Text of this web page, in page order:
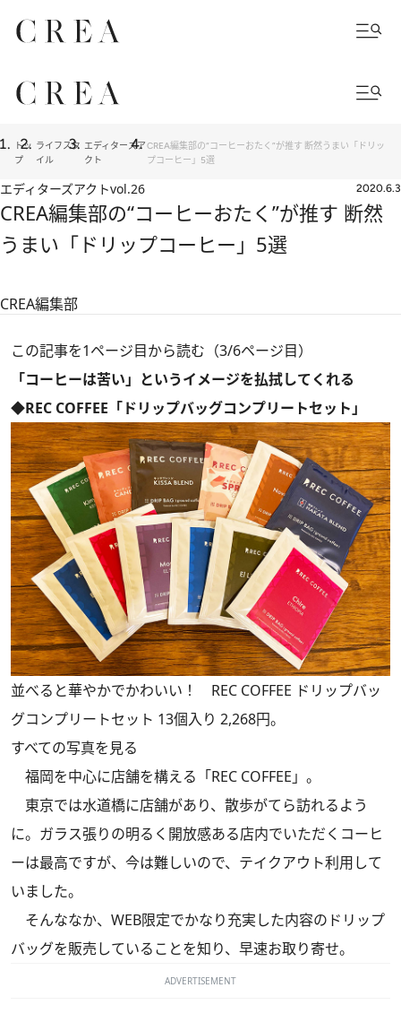
トッ
プ
ライフスタ
イル
エディターズア
クト
CREA編集部の“コーヒーおたく”が推す 断然うまい「ドリッ
プコーヒー」5選
エディターズアクトvol.26 2020.6.3
CREA編集部の“コーヒーおたく”が推す 断然
うまい「ドリップコーヒー」5選
CREA編集部
この記事を1ページ目から読む（3/6ページ目）
「コーヒーは苦い」というイメージを払拭してくれる
◆REC COFFEE「ドリップバッグコンプリートセット」
並べると華やかでかわいい！ REC COFFEE ドリップバッ
グコンプリートセット 13個入り 2,268円。
すべての写真を見る
福岡を中心に店舗を構える「REC COFFEE」。
東京では水道橋に店舗があり、散歩がてら訪れるよう
に。ガラス張りの明るく開放感ある店内でいただくコーヒ
ーは最高ですが、今は難しいので、テイクアウト利用して
いました。
そんななか、WEB限定でかなり充実した内容のドリップ
バッグを販売していることを知り、早速お取り寄せ。
ADVERTISEMENT